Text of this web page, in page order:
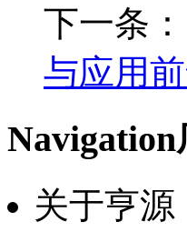
下一条：
与应用
Navigation
关于亨源